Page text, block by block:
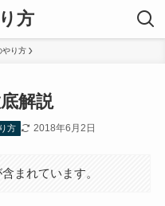
方
やり方
解説
方 2018年6月2日
まれています。